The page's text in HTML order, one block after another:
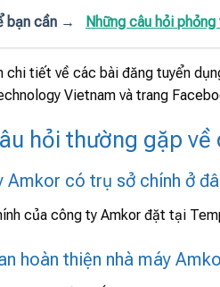
bạn cần → Những câu hỏi
chi tiết về các bài đăng tuyển
Vietnam và trang
hỏi thường gặp
Amkor có trụ sở chính ở
của công ty Amkor đặt tại
hoàn thiện nhà máy